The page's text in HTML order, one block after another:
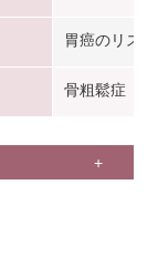
胃癌のリス
骨粗鬆症